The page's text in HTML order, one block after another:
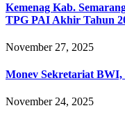
Kemenag Kab.
TPG PAI Akhir Tahun
November 27, 2025
Monev Sekretariat BWI,
November 24, 2025